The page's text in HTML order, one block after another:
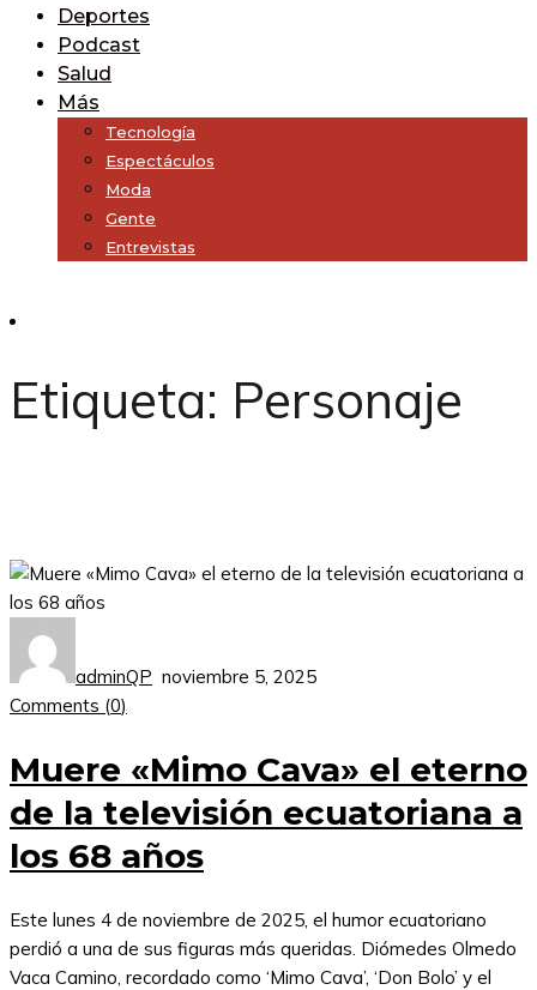
Deportes
Podcast
Salud
Más
Tecnología
Espectáculos
Moda
Gente
Entrevistas
Etiqueta: Personaje
adminQP noviembre 5, 2025
Comments (0)
Muere «Mimo Cava» el eterno
de la televisión ecuatoriana a
los 68 años
Este lunes 4 de noviembre de 2025, el humor ecuatoriano
perdió a una de sus figuras más queridas. Diómedes Olmedo
Vaca Camino, recordado como ‘Mimo Cava’, ‘Don Bolo’ y el